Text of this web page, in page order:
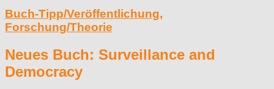
Buch-Tipp/Veröffentlichung,
Forschung/Theorie
Neues Buch: Surveillance and
Democracy